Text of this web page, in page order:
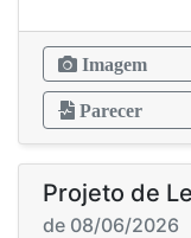
Imagem
Parecer
Projeto de
de 08/06/2026